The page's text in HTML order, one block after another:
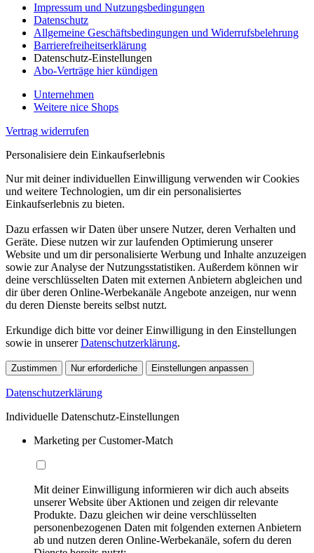
Impressum und Nutzungsbedingungen
Datenschutz
Allgemeine Geschäftsbedingungen und Widerrufsbelehrung
Barrierefreiheitserklärung
Datenschutz-Einstellungen
Abo-Verträge hier kündigen
Unternehmen
Weitere nice Shops
Vertrag widerrufen
Personalisiere dein Einkaufserlebnis
Nur mit deiner individuellen Einwilligung verwenden wir Cookies
und weitere Technologien, um dir ein personalisiertes
Einkaufserlebnis zu bieten.
Dazu erfassen wir Daten über unsere Nutzer, deren Verhalten und
Geräte. Diese nutzen wir zur laufenden Optimierung unserer
Website und um dir personalisierte Werbung und Inhalte anzuzeigen
sowie zur Analyse der Nutzungsstatistiken. Außerdem können wir
deine verschlüsselten Daten mit externen Anbietern abgleichen und
dir über deren Online-Werbekanäle Angebote anzeigen, nur wenn
du deren Dienste bereits selbst nutzt.
Erkundige dich bitte vor deiner Einwilligung in den Einstellungen
sowie in unsererDatenschutzerklärung.
Zustimmen Nur erforderliche Einstellungen anpassen
Datenschutzerklärung
Individuelle Datenschutz-Einstellungen
Marketing per Customer-Match
Mit deiner Einwilligung informieren wir dich auch abseits
unserer Website über Aktionen und zeigen dir relevante
Produkte. Dazu gleichen wir deine verschlüsselten
personenbezogenen Daten mit folgenden externen Anbietern
ab und nutzen deren Online-Werbekanäle, sofern du deren